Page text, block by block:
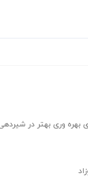
بهره وری بهتر در